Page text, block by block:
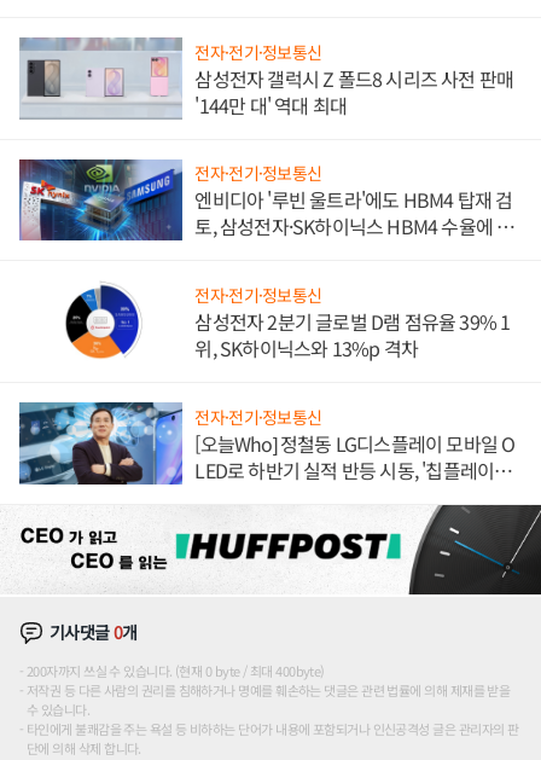
전자·전기·정보통신
삼성전자 갤럭시 Z 폴드8 시리즈 사전 판매
'144만 대' 역대 최대
전자·전기·정보통신
엔비디아 '루빈 울트라'에도 HBM4 탑재 검
토, 삼성전자·SK하이닉스 HBM4 수율에 주
전자·전기·정보통신
삼성전자 2분기 글로벌 D램 점유율 39% 1
위, SK하이닉스와 13%p 격차
전자·전기·정보통신
[오늘Who] 정철동 LG디스플레이 모바일 O
LED로 하반기 실적 반등 시동, '칩플레이
기사댓글0개
200자까지 쓰실 수 있습니다. (현재 0 byte / 최대 400byte)
저작권 등 다른 사람의 권리를 침해하거나 명예를 훼손하는 댓글은 관련 법률에 의해 제재를 받을
수 있습니다.
타인에게 불쾌감을 주는 욕설 등 비하하는 단어가 내용에 포함되거나 인신공격성 글은 관리자의 판
단에 의해 삭제 합니다.